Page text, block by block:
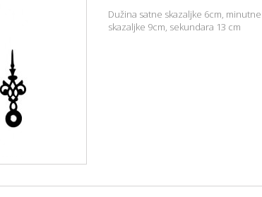
Dužina satne skazaljke 6cm, minutne
skazaljke 9cm, sekundara 13 cm